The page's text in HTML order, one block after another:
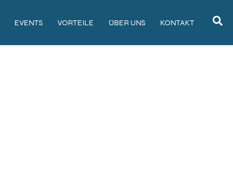
EVENTS VORTEILE ÜBER UNS KONTAKT